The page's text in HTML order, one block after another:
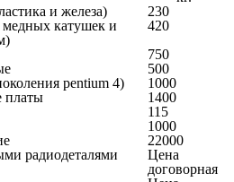
и железа)
230
медных катушек и
420
750
500
pentium 4)
1000
платы
1400
115
1000
22000
радиодеталями
Цена
договорная